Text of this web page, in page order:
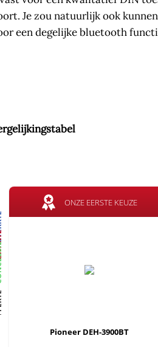
Je zou natuurlijk ook
een degelijke bluetooth
ONZE EERSTE KEUZE
Pioneer DEH-3900BT